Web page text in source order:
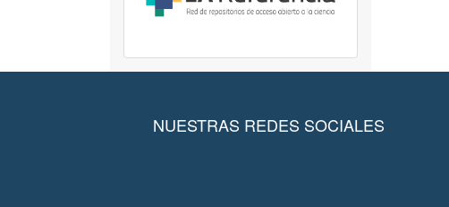
NUESTRAS REDES SOCIALES